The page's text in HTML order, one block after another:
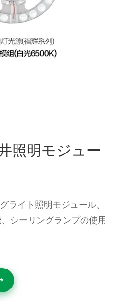
照明モジュー
ライト照明モジュール、
シーリングランプの使用